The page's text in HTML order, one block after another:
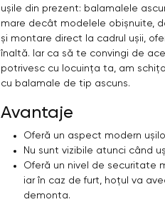
ușile din prezent: balamalele
mare decât modelele obișnuite,
și montare direct la cadrul ușii,
înaltă. Iar ca să te convingi de
potrivesc cu locuința ta, am
cu balamale de tip ascuns.
Avantaje
Oferă un aspect modern
Nu sunt vizibile atunci când
Oferă un nivel de securitate
iar în caz de furt, hoțul va
demonta.